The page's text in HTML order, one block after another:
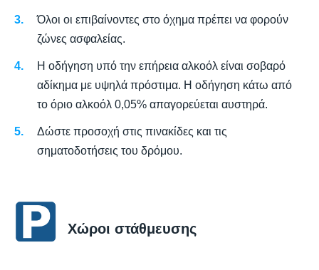
Όλοι οι επιβαίνοντες στο όχημα πρέπει να φορούν
ζώνες ασφαλείας.
Η οδήγηση υπό την επήρεια αλκοόλ είναι σοβαρό
αδίκημα με υψηλά πρόστιμα. Η οδήγηση κάτω από
το όριο αλκοόλ 0,05% απαγορεύεται αυστηρά.
Δώστε προσοχή στις πινακίδες και τις
σηματοδοτήσεις του δρόμου.
Χώροι στάθμευσης